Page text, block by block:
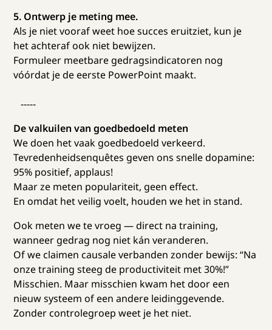
5. Ontwerp je meting mee.
Als je niet vooraf weet hoe succes eruitziet, kun je
het achteraf ook niet bewijzen.
Formuleer meetbare gedragsindicatoren nog
vóórdat je de eerste PowerPoint maakt.
-----
De valkuilen van goedbedoeld meten
We doen het vaak goedbedoeld verkeerd.
Tevredenheidsenquêtes geven ons snelle dopamine:
95% positief, applaus!
Maar ze meten populariteit, geen effect.
En omdat het veilig voelt, houden we het in stand.
Ook meten we te vroeg — direct na training,
wanneer gedrag nog niet kán veranderen.
Of we claimen causale verbanden zonder bewijs: “Na
onze training steeg de productiviteit met 30%!”
Misschien. Maar misschien kwam het door een
nieuw systeem of een andere leidinggevende.
Zonder controlegroep weet je het niet.